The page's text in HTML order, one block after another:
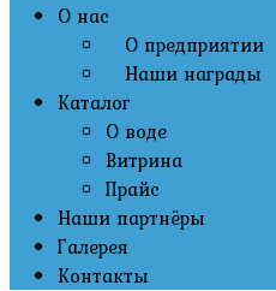
О нас
О предприятии
Наши награды
Каталог
О воде
Витрина
Прайс
Наши партнёры
Галерея
Контакты